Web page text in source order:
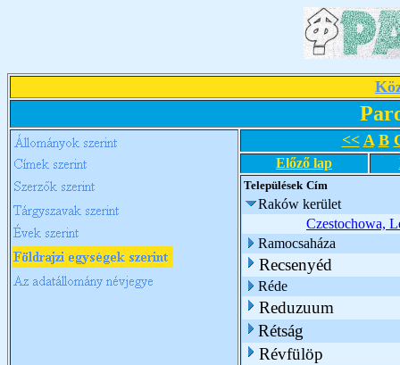
<< A B
Előző lap
Települések Cím
Raków kerület
Czestochowa,
Ramocsaháza
Recsenyéd
Réde
Reduzuum
Rétság
Révfülöp